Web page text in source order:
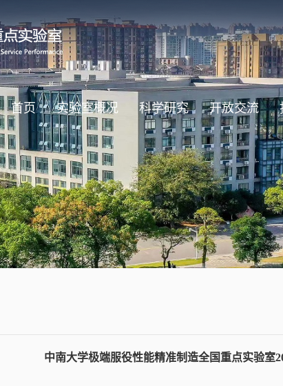
首页 实验室概况 科学研究 开放交流
中南大学极端服役性能精准制造全国重点实验室